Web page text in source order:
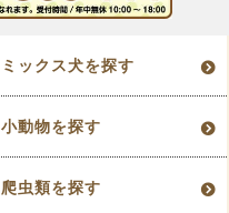
ミックス犬を探す
小動物を探す
爬虫類を探す